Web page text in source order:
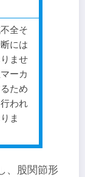
全そ
には
ませ
ーカ
ため
われ
ま
、股関節形